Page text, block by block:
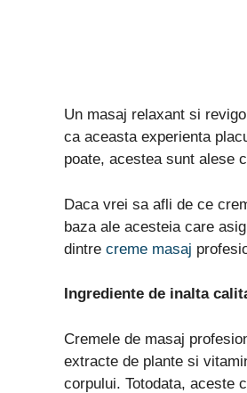
Un masaj relaxant si
ca aceasta experienta
poate, acestea sunt alese
Daca vrei sa afli de ce
baza ale acesteia care
dintre creme masaj
Ingrediente de inalta
Cremele de masaj
extracte de plante si
corpului. Totodata, aceste